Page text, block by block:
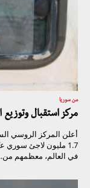
من سوريا
مركز استقبال وتوزيع اللاجئين
أعلن المركز الروسي
1.7 مليون لاجئ
في العالم، معظمهم